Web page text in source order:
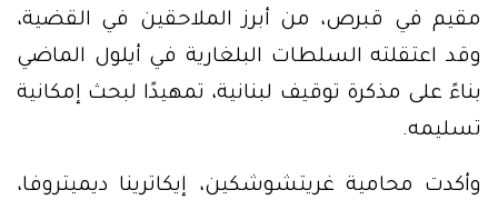
مقيم في قبرص، من أبرز الملاحقين في القضية،
وقد اعتقلته السلطات البلغارية في أيلول الماضي
بناءً على مذكرة توقيف لبنانية، تمهيدًا لبحث إمكانية
تسليمه.
وأكدت محامية غريتشوشكين، إيكاترينا ديميتروفا،